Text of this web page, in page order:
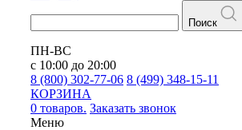
Поиск
ПН-ВС
с 10:00 до 20:00
8 (800) 302-77-06 8 (499) 348-15-11
КОРЗИНА
0 товаров. Заказать звонок
Меню